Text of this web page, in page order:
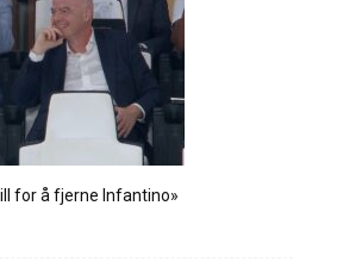
for å fjerne Infantino»